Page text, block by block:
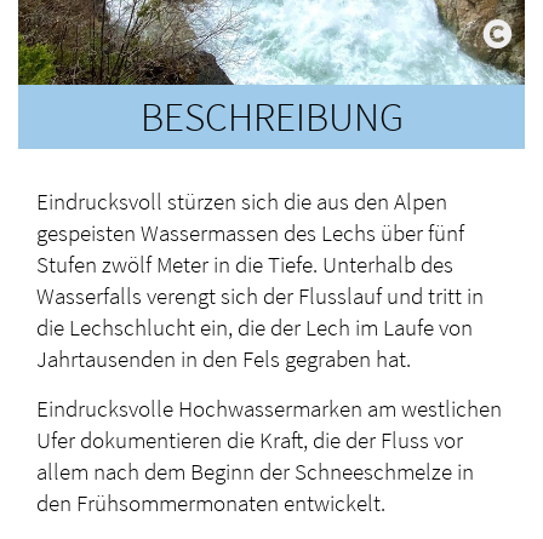
BESCHREIBUNG
Eindrucksvoll stürzen sich die aus den Alpen
gespeisten Wassermassen des Lechs über fünf
Stufen zwölf Meter in die Tiefe. Unterhalb des
Wasserfalls verengt sich der Flusslauf und tritt in
die Lechschlucht ein, die der Lech im Laufe von
Jahrtausenden in den Fels gegraben hat.
Eindrucksvolle Hochwassermarken am westlichen
Ufer dokumentieren die Kraft, die der Fluss vor
allem nach dem Beginn der Schneeschmelze in
den Frühsommermonaten entwickelt.